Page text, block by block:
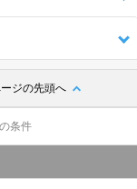
ジの先頭へ
条件